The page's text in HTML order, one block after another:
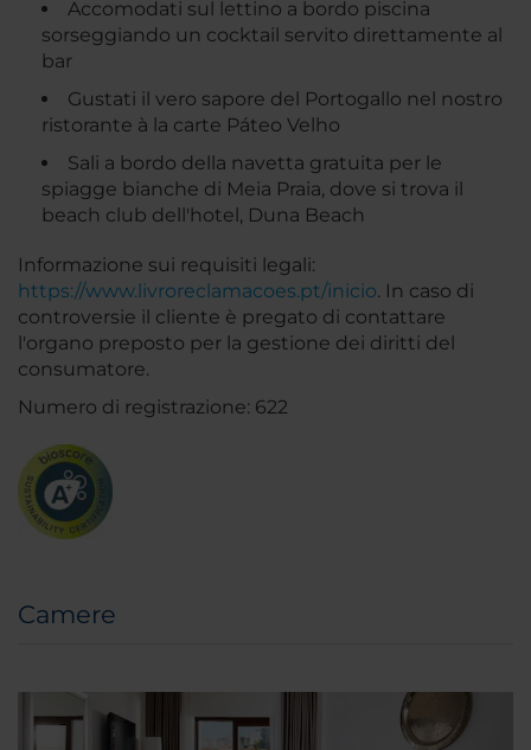
Accomodati sul lettino a bordo piscina
sorseggiando un cocktail servito direttamente al
bar
Gustati il vero sapore del Portogallo nel nostro
ristorante à la carte Páteo Velho
Sali a bordo della navetta gratuita per le
spiagge bianche di Meia Praia, dove si trova il
beach club dell'hotel, Duna Beach
Informazione sui requisiti legali:
https://www.livroreclamacoes.pt/inicio. In caso di
controversie il cliente è pregato di contattare
l'organo preposto per la gestione dei diritti del
consumatore.
Numero di registrazione: 622
Camere